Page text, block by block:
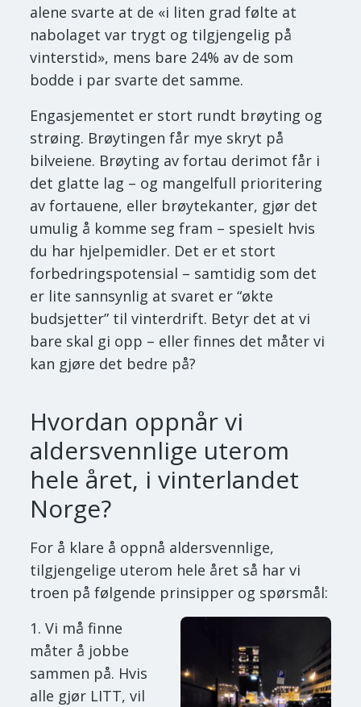
alene svarte at de «i liten grad følte at
nabolaget var trygt og tilgjengelig på
vinterstid», mens bare 24% av de som
bodde i par svarte det samme.
Engasjementet er stort rundt brøyting og
strøing. Brøytingen får mye skryt på
bilveiene. Brøyting av fortau derimot får i
det glatte lag – og mangelfull prioritering
av fortauene, eller brøytekanter, gjør det
umulig å komme seg fram – spesielt hvis
du har hjelpemidler. Det er et stort
forbedringspotensial – samtidig som det
er lite sannsynlig at svaret er “økte
budsjetter” til vinterdrift. Betyr det at vi
bare skal gi opp – eller finnes det måter vi
kan gjøre det bedre på?
Hvordan oppnår vi
aldersvennlige uterom
hele året, i vinterlandet
Norge?
For å klare å oppnå aldersvennlige,
tilgjengelige uterom hele året så har vi
troen på følgende prinsipper og spørsmål:
Vi må finne
måter å jobbe
sammen på. Hvis
alle gjør LITT, vil